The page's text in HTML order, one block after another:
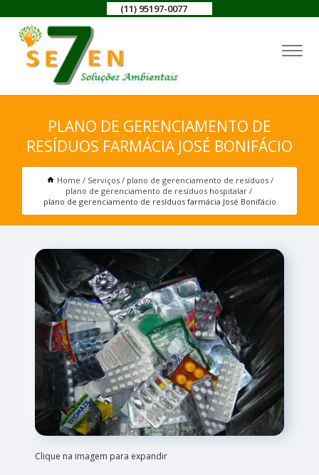
(11) 95197-0077
PLANO DE GERENCIAMENTO DE
RESÍDUOS FARMÁCIA JOSÉ BONIFÁCIO
Home Serviços
plano de gerenciamento de resíduos
plano de gerenciamento de resíduos hospitalar
plano de gerenciamento de resíduos farmácia José Bonifácio
Clique na imagem para expandir